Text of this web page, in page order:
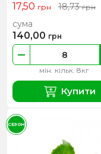
17,50 грн 18,73грн
мін. кільк. 8кг
сума
140,00 грн
Купити
СЕЗОН